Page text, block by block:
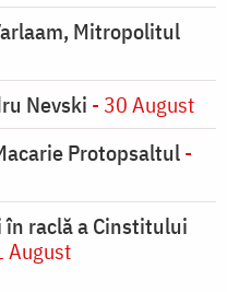
Mitropolitul
Nevski - 30 August
Protopsaltul-
în raclă a Cinstitului
August